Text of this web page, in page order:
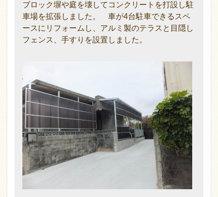
ブロック塀や庭を壊してコンクリートを打設し駐
車場を拡張しました。 車が4台駐車できるスペ
ースにリフォームし、アルミ製のテラスと目隠し
フェンス、手すりを設置しました。